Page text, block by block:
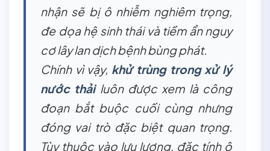
nhận sẽ bị ô nhiễm nghiêm trọng,
đe dọa hệ sinh thái và tiềm ẩn nguy
cơ lây lan dịch bệnh bùng phát.
Chính vì vậy, khử trùng trong xử lý
nước thảiluôn được xem là công
đoạn bắt buộc cuối cùng nhưng
đóng vai trò đặc biệt quan trọng.
Tùy thuộc vào lưu lượng, đặc tính ô